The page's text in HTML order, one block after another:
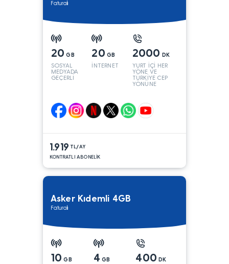
Faturalı
20 GB
SOSYAL
MEDYADA
GEÇERLİ
20 GB
İNTERNET
2000 DK
YURT İÇİ HER
YÖNE VE
TÜRKİYE CEP
YÖNÜNE
1.919 TL/AY
KONTRATLI ABONELİK
Asker Kıdemli 4GB
Faturalı
10 GB 4 GB 400 DK